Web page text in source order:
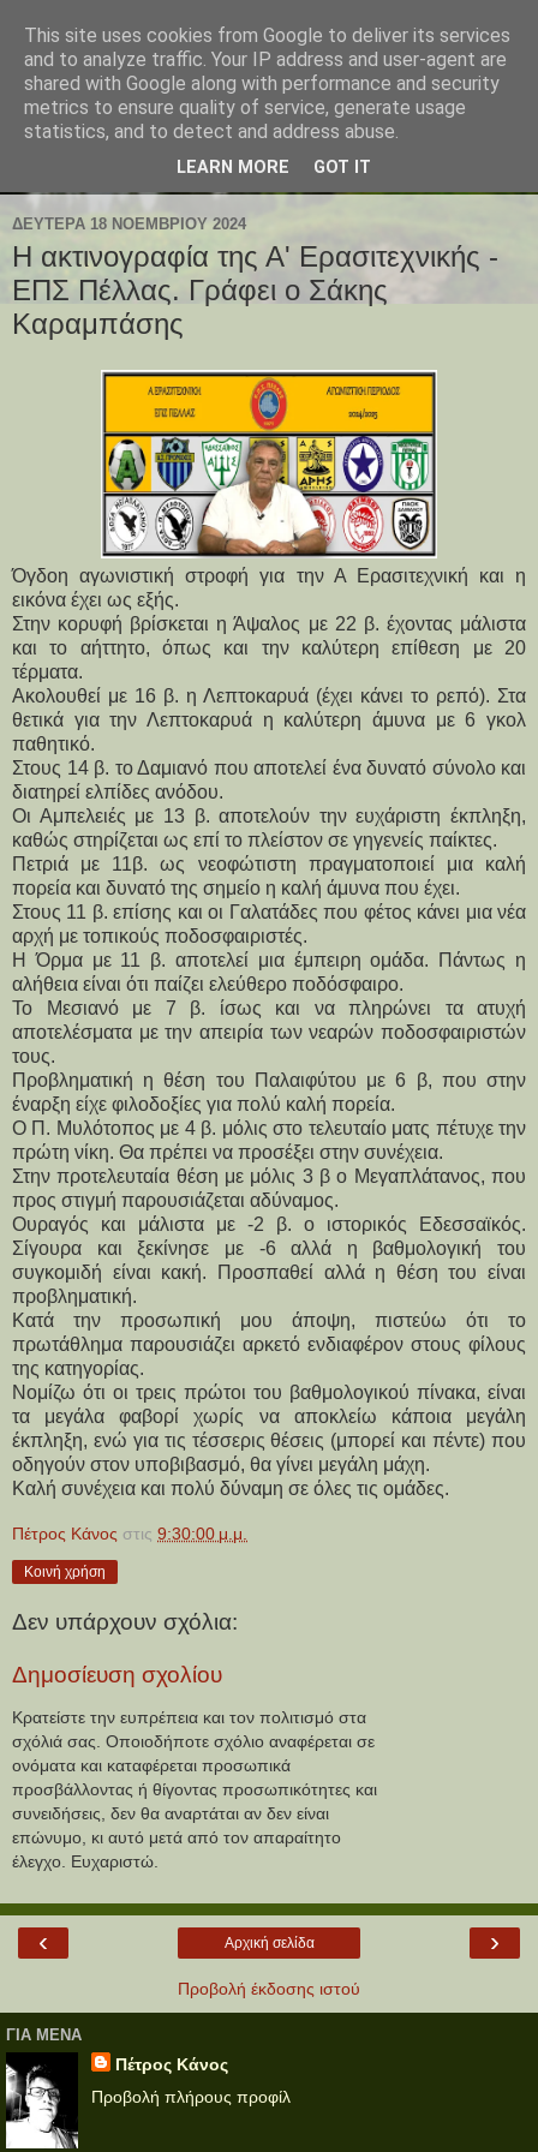
ΔΕΥΤΈΡΑ 18 ΝΟΕΜΒΡΊΟΥ 2024
Η ακτινογραφία της Α' Ερασιτεχνικής -
ΕΠΣ Πέλλας. Γράφει ο Σάκης
Καραμπάσης
Όγδοη αγωνιστική στροφή για την Α Ερασιτεχνική και η
εικόνα έχει ως εξής.
Στην κορυφή βρίσκεται η Άψαλος με 22 β. έχοντας μάλιστα
και το αήττητο, όπως και την καλύτερη επίθεση με 20
τέρματα.
Ακολουθεί με 16 β. η Λεπτοκαρυά (έχει κάνει το ρεπό). Στα
θετικά για την Λεπτοκαρυά η καλύτερη άμυνα με 6 γκολ
παθητικό.
Στους 14 β. το Δαμιανό που αποτελεί ένα δυνατό σύνολο και
διατηρεί ελπίδες ανόδου.
Οι Αμπελειές με 13 β. αποτελούν την ευχάριστη έκπληξη,
καθώς στηρίζεται ως επί το πλείστον σε γηγενείς παίκτες.
Πετριά με 11β. ως νεοφώτιστη πραγματοποιεί μια καλή
πορεία και δυνατό της σημείο η καλή άμυνα που έχει.
Στους 11 β. επίσης και οι Γαλατάδες που φέτος κάνει μια νέα
αρχή με τοπικούς ποδοσφαιριστές.
Η Όρμα με 11 β. αποτελεί μια έμπειρη ομάδα. Πάντως η
αλήθεια είναι ότι παίζει ελεύθερο ποδόσφαιρο.
Το Μεσιανό με 7 β. ίσως και να πληρώνει τα ατυχή
αποτελέσματα με την απειρία των νεαρών ποδοσφαιριστών
τους.
Προβληματική η θέση του Παλαιφύτου με 6 β, που στην
έναρξη είχε φιλοδοξίες για πολύ καλή πορεία.
Ο Π. Μυλότοπος με 4 β. μόλις στο τελευταίο ματς πέτυχε την
πρώτη νίκη. Θα πρέπει να προσέξει στην συνέχεια.
Στην προτελευταία θέση με μόλις 3 β ο Μεγαπλάτανος, που
προς στιγμή παρουσιάζεται αδύναμος.
Ουραγός και μάλιστα με -2 β. ο ιστορικός Εδεσσαϊκός.
Σίγουρα και ξεκίνησε με -6 αλλά η βαθμολογική του
συγκομιδή είναι κακή. Προσπαθεί αλλά η θέση του είναι
προβληματική.
Κατά την προσωπική μου άποψη, πιστεύω ότι το
πρωτάθλημα παρουσιάζει αρκετό ενδιαφέρον στους φίλους
της κατηγορίας.
Νομίζω ότι οι τρεις πρώτοι του βαθμολογικού πίνακα, είναι
τα μεγάλα φαβορί χωρίς να αποκλείω κάποια μεγάλη
έκπληξη, ενώ για τις τέσσερις θέσεις (μπορεί και πέντε) που
οδηγούν στον υποβιβασμό, θα γίνει μεγάλη μάχη.
Καλή συνέχεια και πολύ δύναμη σε όλες τις ομάδες.
Πέτρος Κάνος στις 9:30:00 μ.μ.
Κοινή χρήση
Δεν υπάρχουν σχόλια:
Δημοσίευση σχολίου
Κρατείστε την ευπρέπεια και τον πολιτισμό στα
σχόλιά σας. Οποιοδήποτε σχόλιο αναφέρεται σε
ονόματα και καταφέρεται προσωπικά
προσβάλλοντας ή θίγοντας προσωπικότητες και
συνειδήσεις, δεν θα αναρτάται αν δεν είναι
επώνυμο, κι αυτό μετά από τον απαραίτητο
έλεγχο. Ευχαριστώ.
‹ ›
Αρχική σελίδα
Προβολή έκδοσης ιστού
ΓΙΑ ΜΕΝΑ
Πέτρος Κάνος
Προβολή πλήρους προφίλ
This site uses cookies from Google to deliver its services
and to analyze traffic. Your IP address and user-agent are
shared with Google along with performance and security
metrics to ensure quality of service, generate usage
statistics, and to detect and address abuse.
LEARN MORE GOT IT